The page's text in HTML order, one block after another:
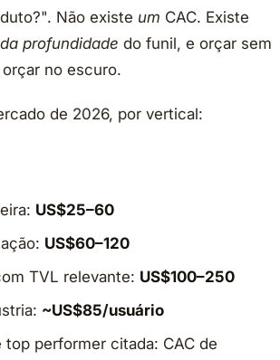
Não existe um CAC. Existe
profundidade do funil, e orçar sem
no escuro.
de 2026, por vertical:
US$25–60
US$60–120
TVL relevante: US$100–250
~US$85/usuário
top performer citada: CAC de